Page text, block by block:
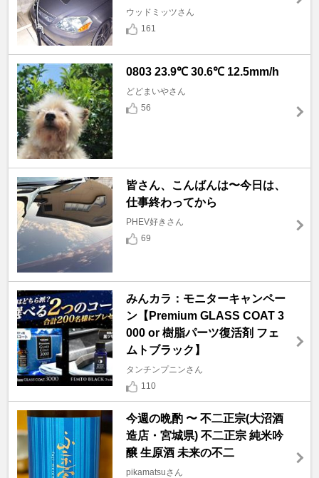
ウッドミッツさん
161
0803 23.9℃ 30.6℃ 12.5mm/h
どどまいやさん
56
皆さん、こんばんは〜今日は、
仕事終わってから
PHEV好きさん
69
みんカラ：モニターキャンペー
ン【Premium GLASS COAT 3
000 or 樹脂パーツ復活剤 フェ
ムトブラック】
タンチンプニンさん
110
今週の晩酌 〜 不二正宗(大沼酒
造店・宮城県) 不二正宗 純米吟
醸 生原酒 未来の不二
pikamatsuさん